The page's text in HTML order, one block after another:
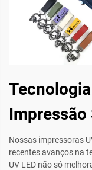
Impressão
Nossas impressoras
recentes avanços na
UV LED não só